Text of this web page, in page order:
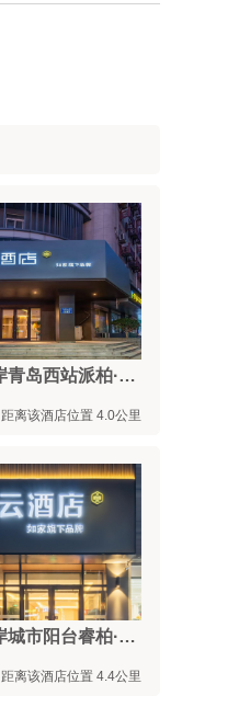
如家旗下-青岛西海岸青岛西站派柏·云酒店
距离该酒店位置 4.0公里
如家旗下-青岛西海岸城市阳台睿柏·云酒店
距离该酒店位置 4.4公里